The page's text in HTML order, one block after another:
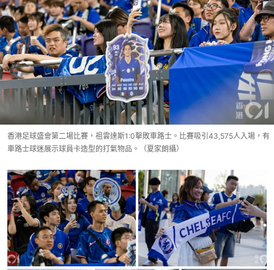
香港足球盛會第二場比賽，祖雲達斯1:0擊敗車路士。比賽吸引43,575人入場，有
車路士球迷展示球員卡造型的打氣物品。（夏家朗攝）